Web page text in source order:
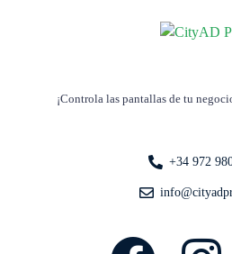
¡Controla las pantallas de tu
+34 972